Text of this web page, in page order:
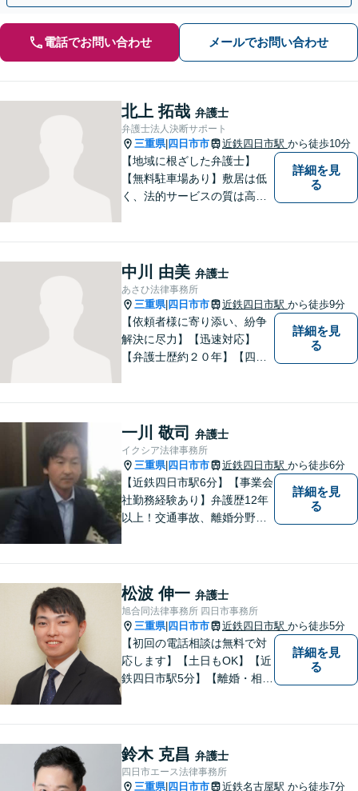
電話でお問い合わせ メールでお問い合わせ
北上 拓哉 弁護士
弁護士法人決断サポート
三重県| 四日市市 近鉄四日市駅 から徒歩10分
【地域に根ざした弁護士】
【無料駐車場あり】敷居は低
く、法的サービスの質は高く
題／離婚問題／相続問題／企
業法務など、幅広く対応可
能。【明確な料金体系】どう
ぞご連絡ください。
詳細を見
る
中川 由美 弁護士
あさひ法律事務所
三重県| 四日市市 近鉄四日市駅 から徒歩9分
【依頼者様に寄り添い、紛争
解決に尽力】【迅速対応】
【弁護士歴約２０年】【四日
詳細を見
る
一川 敬司 弁護士
イクシア法律事務所
三重県| 四日市市 近鉄四日市駅 から徒歩6分
【近鉄四日市駅6分】【事業会
社勤務経験あり】弁護歴12年
以上！交通事故、離婚分野に
す。明瞭会計を心がけていま
す。まずはお気軽にご相談
を！
詳細を見
る
松波 伸一 弁護士
旭合同法律事務所 四日市事務所
三重県| 四日市市 近鉄四日市駅 から徒歩5分
【初回の電話相談は無料で対
応します】【土日もOK】【近
鉄四日市駅5分】【離婚・相続
刑事事件全般】双方ともに納
得する解決を目指します【交
通事故】示談金の増額に向け
詳細を見
る
鈴木 克昌 弁護士
四日市エース法律事務所
三重県| 四日市市 近鉄名古屋駅 から徒歩7分